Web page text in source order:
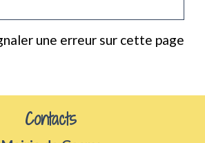
une erreur sur cette page
Contacts